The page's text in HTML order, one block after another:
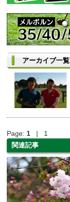
アーカイブ一覧
Page: 1 | 1
関連記事